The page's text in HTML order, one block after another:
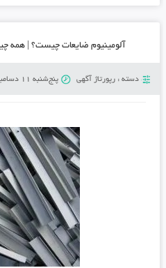
آلومینیوم ضایعات چیست؟ | همه
دسته : رپورتاژ آگهی پنج‌شنبه 11 دسامبر 2025